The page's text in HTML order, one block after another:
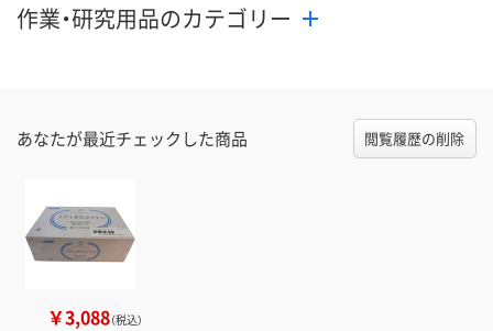
作業・研究用品のカテゴリー
あなたが最近チェックした商品 閲覧履歴の削除
￥3,088（税込）